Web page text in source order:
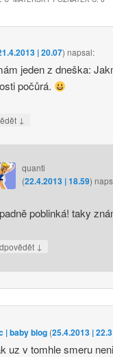
| 20.07)napsal:
jeden z dneška:
počůrá.
↓
quanti
(22.4.2013 | 18.59)
poblinká! taky
↓
| baby blog (25.4.2013 |
uz v tomhle smeru